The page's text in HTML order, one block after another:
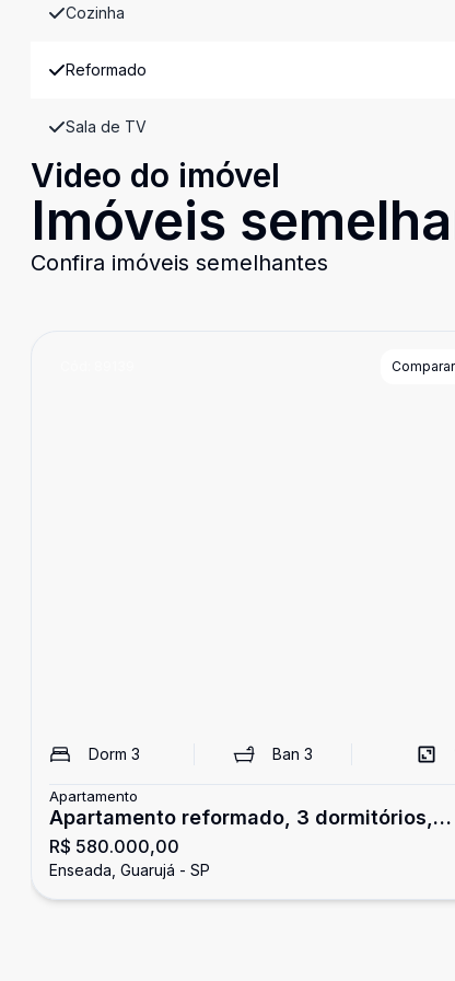
Cozinha
Reformado
Sala de TV
Video do imóvel
Imóveis
Confira imóveis semelhantes
Comparar
Dorm 3 Ban3
Apartamento
Apartamento reformado, 3 dormitórios,
Enseada, Guarujá
R$ 580.000,00
Enseada, Guarujá - SP